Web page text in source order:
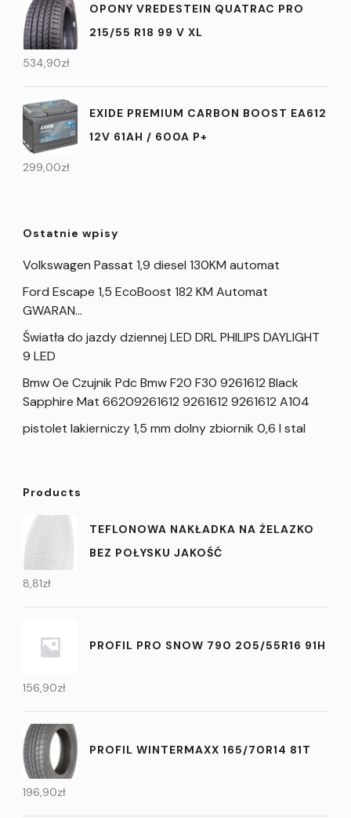
OPONY VREDESTEIN QUATRAC PRO
215/55 R18 99 V XL
534,90zł
EXIDE PREMIUM CARBON BOOST EA612
12V 61AH / 600A P+
299,00zł
Ostatnie wpisy
Volkswagen Passat 1,9 diesel 130KM automat
Ford Escape 1,5 EcoBoost 182 KM Automat
GWARAN…
Światła do jazdy dziennej LED DRL PHILIPS DAYLIGHT
9 LED
Bmw Oe Czujnik Pdc Bmw F20 F30 9261612 Black
Sapphire Mat 66209261612 9261612 9261612 A104
pistolet lakierniczy 1,5 mm dolny zbiornik 0,6 l stal
Products
TEFLONOWA NAKŁADKA NA ŻELAZKO
BEZ POŁYSKU JAKOŚĆ
8,81zł
PROFIL PRO SNOW 790 205/55R16 91H
156,90zł
PROFIL WINTERMAXX 165/70R14 81T
196,90zł